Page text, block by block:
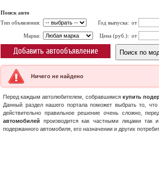
Поиск авто
Тип объявления:
Год выпуска: от
Марка: Цена (руб.): от
Добавить автообъявление Поиск по
Ничего не найдено
Перед каждым автолюбителем, собравшимся купить
Данный раздел нашего портала поможет выбрать то,
действительно правильное решение очень сложно,
автомобилей производится как частными лицами так
подержанного автомобиля, его назначении и других